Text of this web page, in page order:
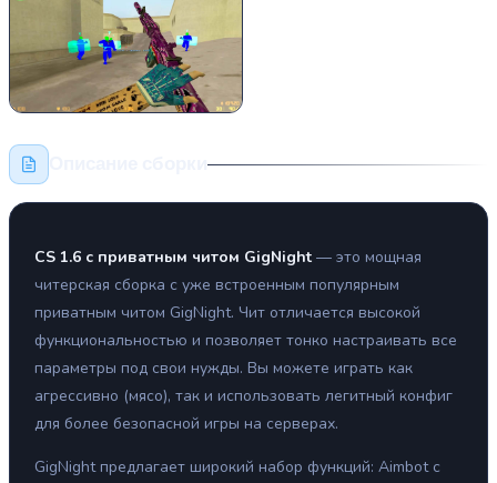
CS 1.6 с приватным читом GigNight — это мощная
читерская сборка с уже встроенным популярным
приватным читом GigNight. Чит отличается высокой
функциональностью и позволяет тонко настраивать все
параметры под свои нужды. Вы можете играть как
агрессивно (мясо), так и использовать легитный конфиг
для более безопасной игры на серверах.
GigNight предлагает широкий набор функций: Aimbot с